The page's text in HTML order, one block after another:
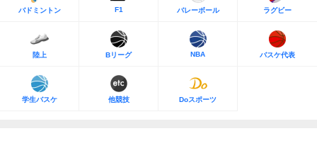
バドミントン F1 バレーボール ラグビー
陸上 Bリーグ NBA バスケ代表
学生バスケ 他競技 Doスポーツ